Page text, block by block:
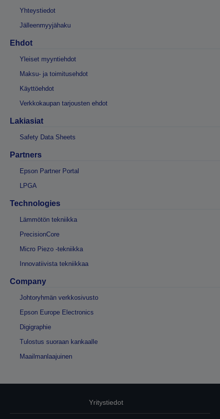
Yhteystiedot
Jälleenmyyjähaku
Ehdot
Yleiset myyntiehdot
Maksu- ja toimitusehdot
Käyttöehdot
Verkkokaupan tarjousten ehdot
Lakiasiat
Safety Data Sheets
Partners
Epson Partner Portal
LPGA
Technologies
Lämmötön tekniikka
PrecisionCore
Micro Piezo -tekniikka
Innovatiivista tekniikkaa
Company
Johtoryhmän verkkosivusto
Epson Europe Electronics
Digigraphie
Tulostus suoraan kankaalle
Maailmanlaajuinen
Yritystiedot